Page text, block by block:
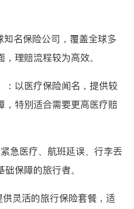
知名保险公司，覆盖全球多
理赔流程较为高效。
：以医疗保险闻名，提供较
，特别适合需要更高医疗赔
急医疗、航班延误、行李丢
保障的旅行者。
供灵活的旅行保险套餐，适